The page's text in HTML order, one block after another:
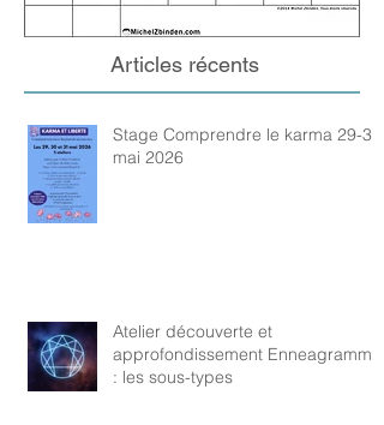
Articles récents
Stage Comprendre le karma 29-31
mai 2026
Atelier découverte et
approfondissement Enneagramme
: les sous-types